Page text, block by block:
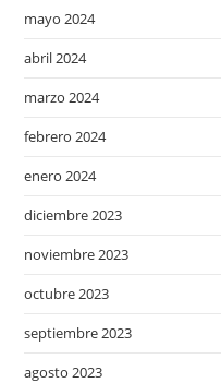
mayo 2024
abril 2024
marzo 2024
febrero 2024
enero 2024
diciembre 2023
noviembre 2023
octubre 2023
septiembre 2023
agosto 2023